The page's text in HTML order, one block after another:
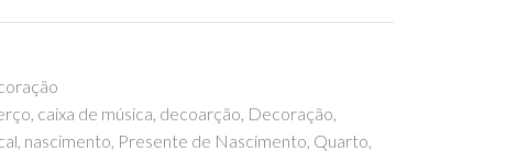
, caixa de música, decoarção, Decoração,
, nascimento, Presente de Nascimento, Quarto,